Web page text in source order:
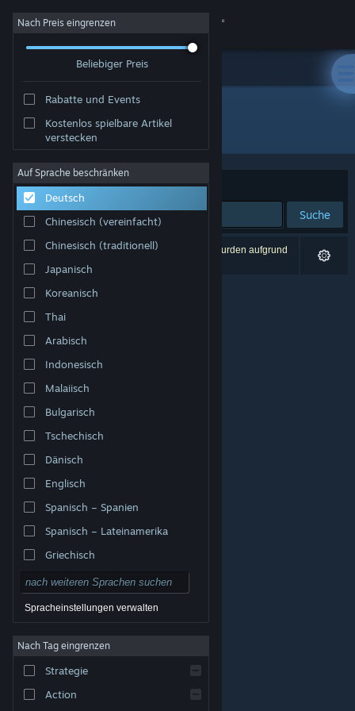
Anmelden
Info
Support
Sprache ändern
Steam-Mobile-App herunterladen
Desktopversion anzeigen
© Valve Corporation. Alle Rechte vorbehalten. Alle
USA und anderen Ländern.
Rechtliches
Barrierefreiheit
Nutzungsvertrag
Nach Preis eingrenzen
Beliebiger Preis
Rabatte und Events
Kostenlos spielbare Artikel
verstecken
Auf Sprache beschränken
Deutsch
Chinesisch (vereinfacht)
Chinesisch (traditionell)
Japanisch
Koreanisch
Thai
Arabisch
Indonesisch
Malaiisch
Bulgarisch
Tschechisch
Dänisch
Englisch
Spanisch – Spanien
Spanisch – Lateinamerika
Griechisch
Spracheinstellungen verwalten
Nach Tag eingrenzen
Strategie
Action
Publisher: InfiniteSpring Studio
Sortieren nach Relevanz
Suche
0 Ergebnisse entsprechen Ihrer Suche. 3 Titel wurden aufgrund
Ihrer Einstellungen ausgeschlossen.